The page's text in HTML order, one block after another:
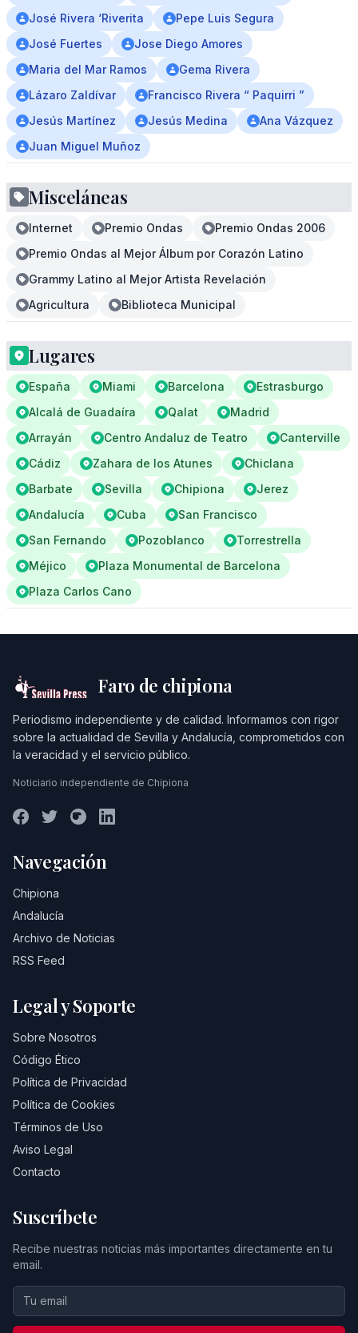
José Rivera ‘Riverita
Pepe Luis Segura
José Fuertes
Jose Diego Amores
Maria del Mar Ramos
Gema Rivera
Lázaro Zaldívar
Francisco Rivera “ Paquirri ”
Jesús Martínez
Jesús Medina
Ana Vázquez
Juan Miguel Muñoz
Misceláneas
Internet Premio Ondas
Premio Ondas 2006
Premio Ondas al Mejor Álbum por Corazón Latino
Grammy Latino al Mejor Artista Revelación
Agricultura
Biblioteca Municipal
Lugares
España Miami Barcelona
Estrasburgo
Alcalá de Guadaíra
Qalat
Madrid
Arrayán
Centro Andaluz de Teatro
Canterville
Cádiz
Zahara de los Atunes
Chiclana
Barbate
Sevilla Chipiona
Jerez
Andalucía
Cuba
San Francisco
San Fernando
Pozoblanco
Torrestrella
Méjico
Plaza Monumental de Barcelona
Plaza Carlos Cano
Faro de chipiona
Periodismo independiente y de calidad. Informamos con rigor
sobre la actualidad de Sevilla y Andalucía, comprometidos con
la veracidad y el servicio público.
Noticiario independiente de Chipiona
Navegación
Chipiona
Andalucía
Archivo de Noticias
RSS Feed
Legal y Soporte
Sobre Nosotros
Código Ético
Política de Privacidad
Política de Cookies
Términos de Uso
Aviso Legal
Contacto
Suscríbete
Recibe nuestras noticias más importantes directamente en tu
email.